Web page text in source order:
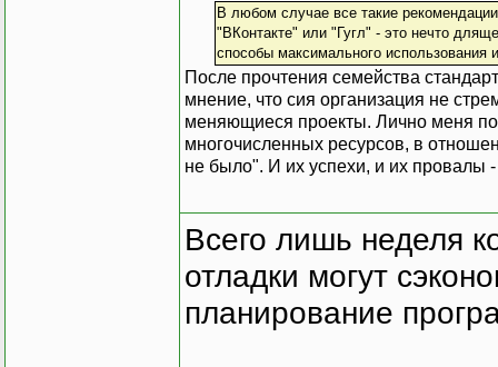
В любом случае все такие
"ВКонтакте" или "Гугл" - это нечто
способы максимального использования
После прочтения семейства
мнение, что сия организация не
меняющиеся проекты. Лично меня
многочисленных ресурсов, в
не было". И их успехи, и их провалы
Всего лишь неделя
отладки могут
планирование